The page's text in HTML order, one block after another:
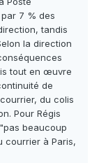
7 % des
tandis
la direction
tout en œuvre
de
du colis
Pour Régis
beaucoup
courrier à Paris,